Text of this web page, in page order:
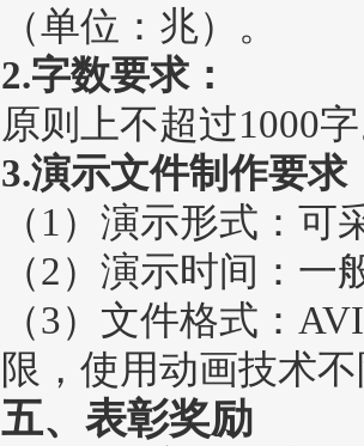
（单位：兆）。
2.字数要求：
原则上不超过1000
3.演示文件制作要求
（1）演示形式：
（2）演示时间：
（3）文件格式：
限，使用动画技术
五、 表彰奖励